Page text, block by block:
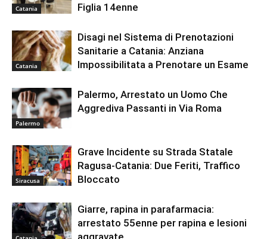
Catania
Figlia 14enne
Catania
Disagi nel Sistema di Prenotazioni
Sanitarie a Catania: Anziana
Impossibilitata a Prenotare un Esame
Palermo
Palermo, Arrestato un Uomo Che
Aggrediva Passanti in Via Roma
Siracusa
Grave Incidente su Strada Statale
Ragusa-Catania: Due Feriti, Traffico
Bloccato
Giarre, rapina in parafarmacia:
arrestato 55enne per rapina e lesioni
aggravate